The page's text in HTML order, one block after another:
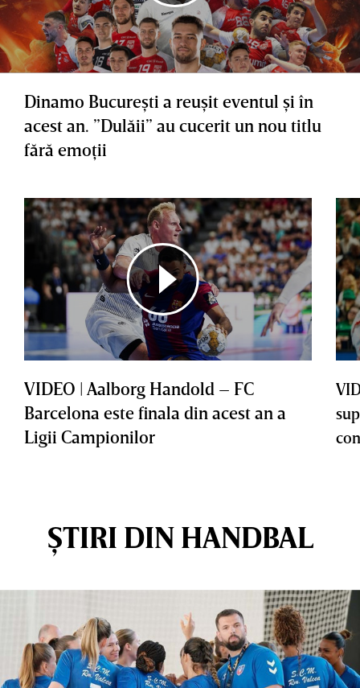
Dinamo Bucureşti a reuşit eventul şi în
acest an. ”Dulăii” au cucerit un nou titlu
fără emoţii
VIDEO | Aalborg Handold – FC
Barcelona este finala din acest an a
Ligii Campionilor
ȘTIRI DIN HANDBAL